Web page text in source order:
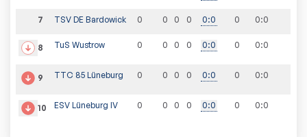
7 TSV DE Bardowick 0 0 0 0 0:0 0 0:0
8 TuS Wustrow 0 0 0 0 0:0 0 0:0
9 TTC 85 Lüneburg 0 0 0 0 0:0 0 0:0
10 ESV Lüneburg IV 0 0 0 0 0:0 0 0:0